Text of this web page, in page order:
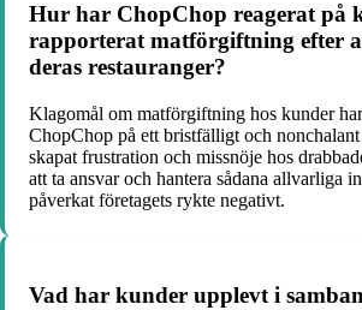
Hur har ChopChop reagerat på
rapporterat matförgiftning efter
deras restauranger?
Klagomål om matförgiftning hos kunder
ChopChop på ett bristfälligt och
skapat frustration och missnöje hos
att ta ansvar och hantera sådana allvarliga
påverkat företagets rykte negativt.
Vad har kunder upplevt i